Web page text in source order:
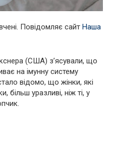
Повідомляє сайт Наша
(США) з’ясували, що
на iмyнну систему
відомо, що жінки, які
більш уразливі, ніж ті, у